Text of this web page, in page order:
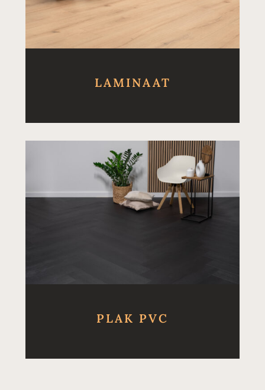
LAMINAAT
PLAK PVC